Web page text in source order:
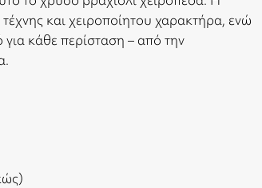
και χειροποίητου χαρακτήρα, ενώ
για κάθε περίσταση – από την